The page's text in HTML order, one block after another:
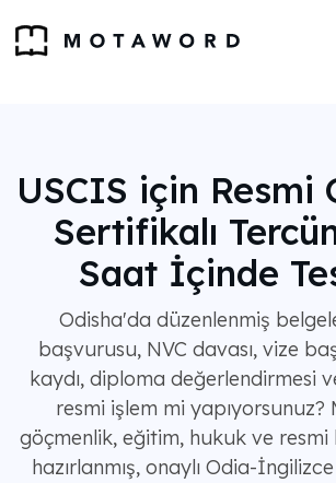
USCIS için Resmi
Sertifikalı
Saat İçinde
Odisha'da düzenlenmiş
başvurusu, NVC davası, vize
kaydı, diploma değerlendirmesi
resmi işlem mi yapıyorsunuz?
göçmenlik, eğitim, hukuk ve
hazırlanmış, onaylı Odia-